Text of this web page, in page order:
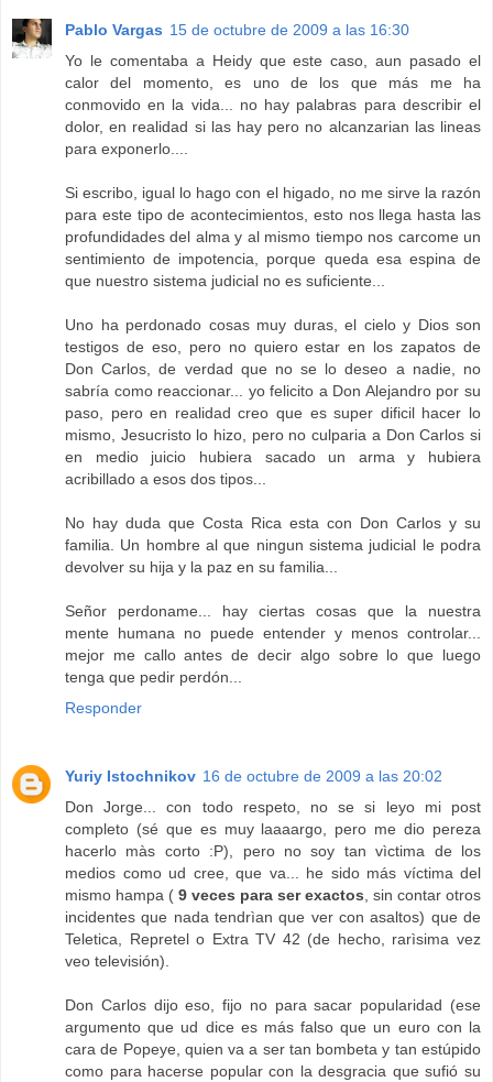
Pablo Vargas 15 de octubre de 2009 a las 16:30
Yo le comentaba a Heidy que este caso, aun pasado el
calor del momento, es uno de los que más me ha
conmovido en la vida... no hay palabras para describir el
dolor, en realidad si las hay pero no alcanzarian las lineas
para exponerlo....
Si escribo, igual lo hago con el higado, no me sirve la razón
para este tipo de acontecimientos, esto nos llega hasta las
profundidades del alma y al mismo tiempo nos carcome un
sentimiento de impotencia, porque queda esa espina de
que nuestro sistema judicial no es suficiente...
Uno ha perdonado cosas muy duras, el cielo y Dios son
testigos de eso, pero no quiero estar en los zapatos de
Don Carlos, de verdad que no se lo deseo a nadie, no
sabría como reaccionar... yo felicito a Don Alejandro por su
paso, pero en realidad creo que es super dificil hacer lo
mismo, Jesucristo lo hizo, pero no culparia a Don Carlos si
en medio juicio hubiera sacado un arma y hubiera
acribillado a esos dos tipos...
No hay duda que Costa Rica esta con Don Carlos y su
familia. Un hombre al que ningun sistema judicial le podra
devolver su hija y la paz en su familia...
Señor perdoname... hay ciertas cosas que la nuestra
mente humana no puede entender y menos controlar...
mejor me callo antes de decir algo sobre lo que luego
tenga que pedir perdón...
Responder
Yuriy Istochnikov 16 de octubre de 2009 a las 20:02
Don Jorge... con todo respeto, no se si leyo mi post
completo (sé que es muy laaaargo, pero me dio pereza
hacerlo màs corto :P), pero no soy tan vìctima de los
medios como ud cree, que va... he sido más víctima del
mismo hampa ( 9 veces para ser exactos, sin contar otros
incidentes que nada tendrìan que ver con asaltos) que de
Teletica, Repretel o Extra TV 42 (de hecho, rarìsima vez
veo televisión).
Don Carlos dijo eso, fijo no para sacar popularidad (ese
argumento que ud dice es más falso que un euro con la
cara de Popeye, quien va a ser tan bombeta y tan estúpido
como para hacerse popular con la desgracia que sufió su